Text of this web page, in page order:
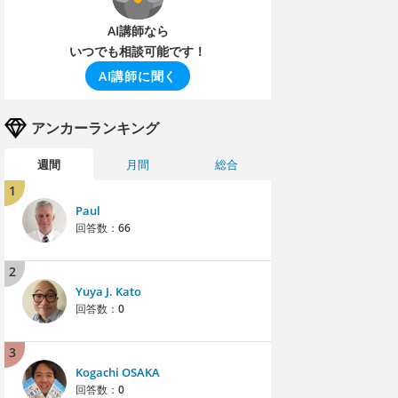
AI講師なら
いつでも相談可能です！
AI講師に聞く
アンカーランキング
週間 月間 総合
1
Paul
回答数： 66
2
Yuya J. Kato
回答数： 0
3
Kogachi OSAKA
回答数： 0